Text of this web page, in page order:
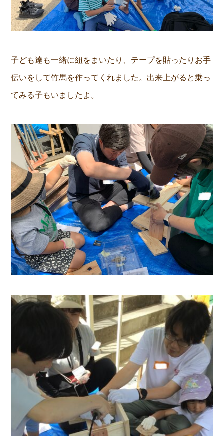
子ども達も一緒に紐をまいたり、テープを貼ったりお手
伝いをして竹馬を作ってくれました。出来上がると乗っ
てみる子もいましたよ。